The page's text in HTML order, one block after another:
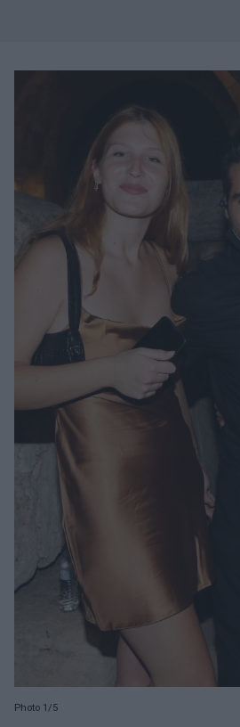
Photo 1/5